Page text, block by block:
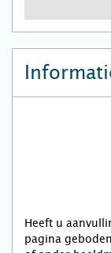
Heeft u
pagina